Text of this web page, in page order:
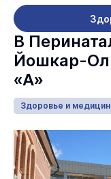
В
Йошкар-
«А»
Здоровье и